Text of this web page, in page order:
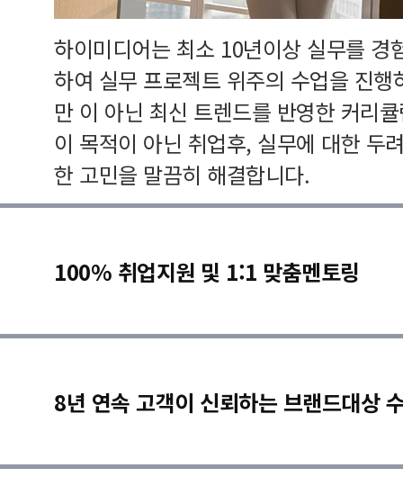
하이미디어는 최소 10년이상 실무를 경
하여 실무 프로젝트 위주의 수업을 진
만 이 아닌 최신 트렌드를 반영한 커리
이 목적이 아닌 취업후, 실무에 대한 두
한 고민을 말끔히 해결합니다.
100% 취업지원 및 1:1 맞춤멘토링
8년 연속 고객이 신뢰하는 브랜드대상